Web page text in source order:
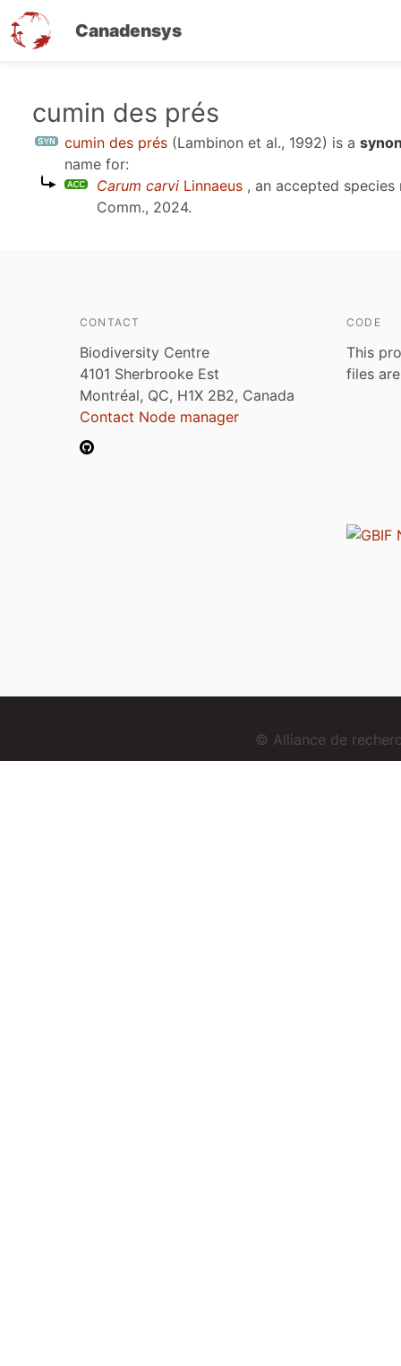
Canadensys
cumin des prés
cumin des prés (Lambinon et al., 1992) is a
name for:
Carum carvi Linnaeus , an accepted species
Comm., 2024.
CONTACT
Biodiversity Centre
4101 Sherbrooke Est
Montréal, QC, H1X 2B2, Canada
Contact Node manager
CODE
This
files
© Alliance de